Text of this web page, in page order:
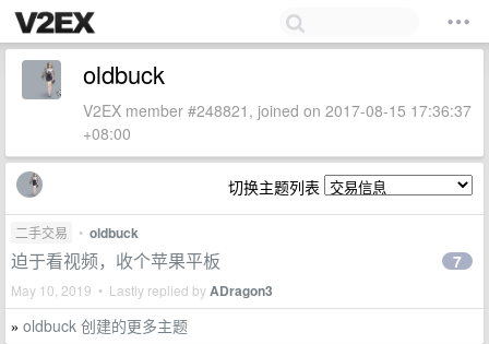
oldbuck
V2EX member #248821, joined on 2017-08-15 17:36:37
+08:00
切换主题列表
二手交易 • oldbuck
迫于看视频，收个苹果平板
May 10, 2019 • Lastly replied byADragon3
7
» oldbuck 创建的更多主题